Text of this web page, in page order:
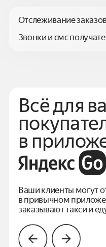
Отслеживание
Звонки и смс
Всё для
в
Ваши клиенты могут
в привычном
заказывают такси и